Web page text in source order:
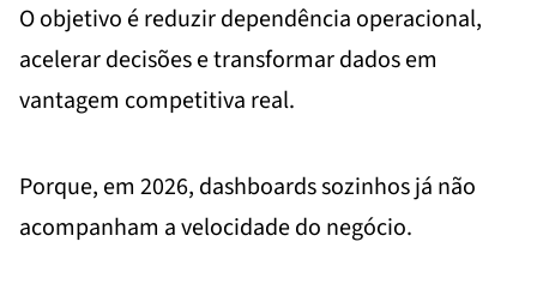
O objetivo é reduzir dependência operacional,
acelerar decisões e transformar dados em
vantagem competitiva real.
Porque, em 2026, dashboards sozinhos já não
acompanham a velocidade do negócio.